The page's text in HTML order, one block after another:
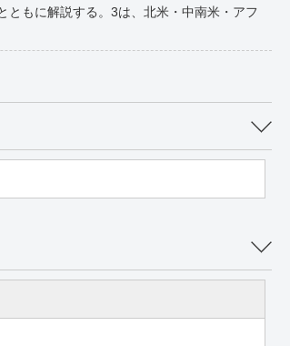
もに解説する。3は、北米・中南米・アフ